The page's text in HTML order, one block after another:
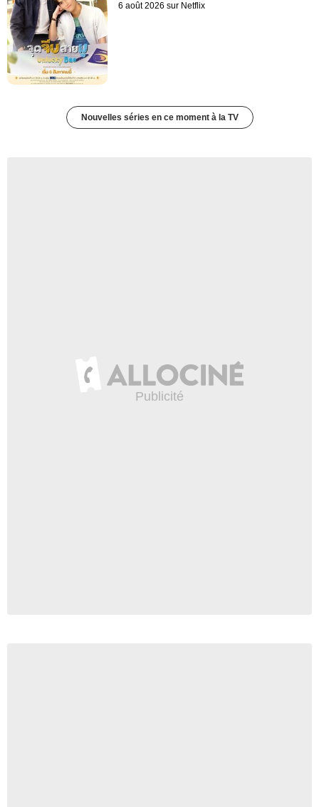
6 août 2026 sur Netflix
Nouvelles séries en ce moment à la TV